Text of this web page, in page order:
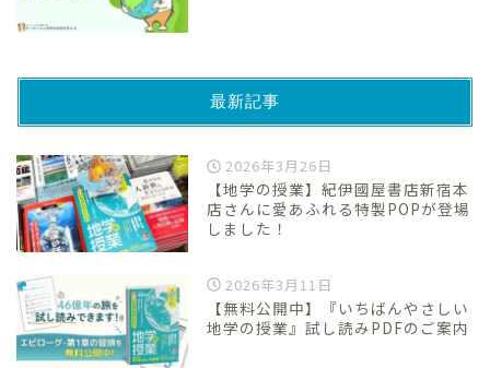
最新記事
2026年3月26日
【地学の授業】紀伊國屋書店新宿本
店さんに愛あふれる特製POPが登場
しました！
2026年3月11日
【無料公開中】『いちばんやさしい
地学の授業』試し読みPDFのご案内